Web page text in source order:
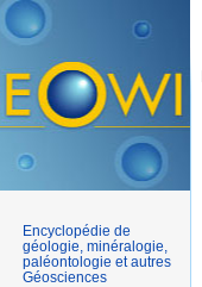
Encyclopédie de
géologie, minéralogie,
paléontologie et autres
Géosciences